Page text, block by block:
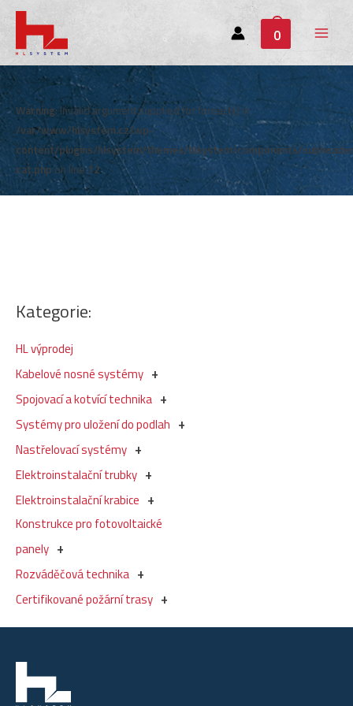
0
Main
Menu
Kategorie:
HL výprodej
Kabelové nosné systémy
Spojovací a kotvící technika
Systémy pro uložení do podlah
Nastřelovací systémy
Elektroinstalační trubky
Elektroinstalační krabice
Konstrukce pro fotovoltaické
panely
Rozváděčová technika
Certifikované požární trasy
Warning: Invalid argument supplied for foreach() in
/var/www/hlsystem.cz/wp-
content/plugins/hlsystem/themes/hlsystem/components/
cat.phpon line12